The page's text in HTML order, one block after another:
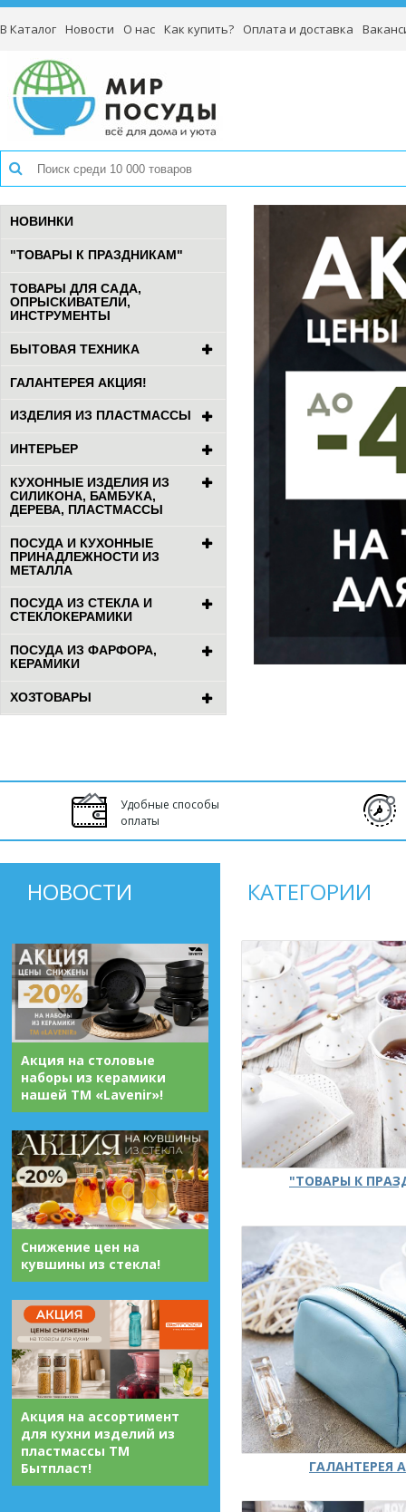
В Каталог Новости О нас Как купить? Оплата и доставка
НОВИНКИ
"ТОВАРЫ К ПРАЗДНИКАМ"
ТОВАРЫ ДЛЯ САДА,
ОПРЫСКИВАТЕЛИ,
ИНСТРУМЕНТЫ
БЫТОВАЯ ТЕХНИКА
ГАЛАНТЕРЕЯ АКЦИЯ!
ИЗДЕЛИЯ ИЗ ПЛАСТМАССЫ
ИНТЕРЬЕР
КУХОННЫЕ ИЗДЕЛИЯ ИЗ
СИЛИКОНА, БАМБУКА,
ДЕРЕВА, ПЛАСТМАССЫ
ПОСУДА И КУХОННЫЕ
ПРИНАДЛЕЖНОСТИ ИЗ
МЕТАЛЛА
ПОСУДА ИЗ СТЕКЛА И
СТЕКЛОКЕРАМИКИ
ПОСУДА ИЗ ФАРФОРА,
КЕРАМИКИ
ХОЗТОВАРЫ
Удобные способы
оплаты
НОВОСТИ
Акция на столовые
наборы из керамики
нашей ТМ «Lavenir»!
Снижение цен на
кувшины из стекла!
Акция на ассортимент
для кухни изделий из
пластмассы ТМ
Бытпласт!
КАТЕГОРИИ
"ТОВАРЫ К
ГАЛАНТЕРЕЯ